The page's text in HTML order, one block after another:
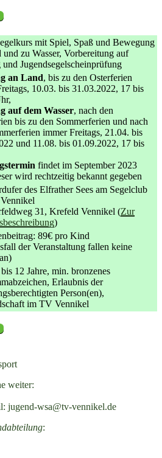
mit Spiel, Spaß und Bewegung
und zu Wasser, Vorbereitung auf
Jugendsegelscheinprüfung
an Land, bis zu den Osterferien
10.03. bis 31.03.2022, 17 bis
auf dem Wasser, nach den
bis zu den Sommerferien und nach
immer Freitags, 21.04. bis
und 11.08. bis 01.09.2022, 17 bis
findet im September 2023
wird rechtzeitig bekannt gegeben
des Elfrather Sees am Segelclub
31, Krefeld Vennikel (Zur
)
89€ pro Kind
der Veranstaltung fallen keine
12 Jahre, min. bronzenes
Erlaubnis der
Person(en),
im TV Vennikel
weiter:
jugend-wsa@tv-vennikel.de
: